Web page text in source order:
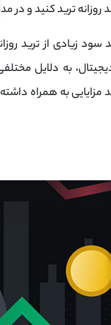
ترید کنید و در
سود زیادی از ترید
به دلایل
مزایایی به همراه